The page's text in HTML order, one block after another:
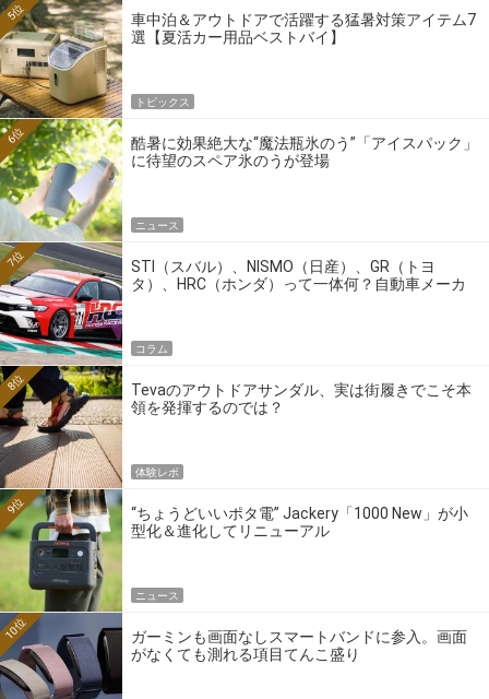
車中泊＆アウトドアで活躍する猛暑対策アイテム7
選【夏活カー用品ベストバイ】
5位
トピックス
酷暑に効果絶大な“魔法瓶氷のう”「アイスパック」
に待望のスペア氷のうが登場
6位
ニュース
STI（スバル）、NISMO（日産）、GR（トヨ
タ）、HRC（ホンダ）って一体何？自動車メーカ
7位
コラム
Tevaのアウトドアサンダル、実は街履きでこそ本
領を発揮するのでは？
8位
体験レポ
“ちょうどいいポタ電” Jackery「1000 New」が小
型化＆進化してリニューアル
9位
ニュース
ガーミンも画面なしスマートバンドに参入。画面
がなくても測れる項目てんこ盛り
10位